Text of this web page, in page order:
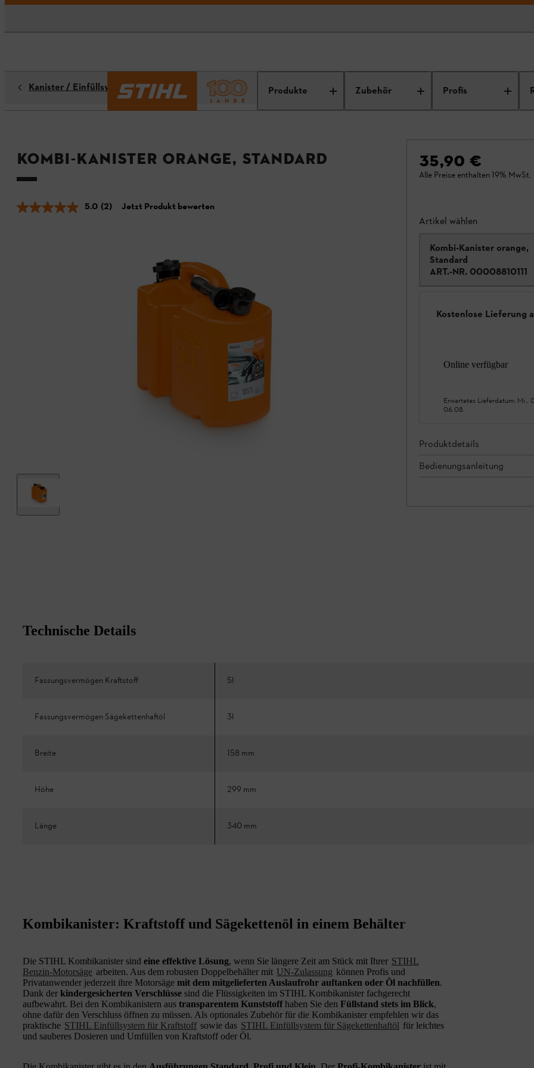
Produkte Zubehör Profis
Kanister / Einfüllsysteme
Kombi-Kanister orange, Standard
5.0 (2) Jetzt Produkt bewerten
35,90 €
Alle Preise enthalten 19% MwSt.
Artikel wählen
Kombi-Kanister orange,
Standard
ART.-NR. 00008810111
Kostenlose Lieferung
Online verfügbar
Erwartetes Lieferdatum: Mi.,
06.08.
Produktdetails
Bedienungsanleitung
Technische Details
Fassungsvermögen Kraftstoff 5l
Fassungsvermögen Sägekettenhaftöl 3l
Breite 158 mm
Höhe 299 mm
Länge 340 mm
Kombikanister: Kraftstoff und Sägekettenöl in einem Behälter
Die STIHL Kombikanister sind eine effektive Lösung, wenn Sie längere Zeit am Stück mit Ihrer STIHL
Benzin-Motorsäge arbeiten. Aus dem robusten Doppelbehälter mit UN-Zulassung können Profis und
Privatanwender jederzeit ihre Motorsäge mit dem mitgelieferten Auslaufrohr auftanken oder Öl nachfüllen.
Dank der kindergesicherten Verschlüsse sind die Flüssigkeiten im STIHL Kombikanister fachgerecht
aufbewahrt. Bei den Kombikanistern aus transparentem Kunststoffhaben Sie den Füllstand stets im Blick,
ohne dafür den Verschluss öffnen zu müssen. Als optionales Zubehör für die Kombikanister empfehlen wir das
praktische STIHL Einfüllsystem für Kraftstoff sowie das STIHL Einfüllsystem für Sägekettenhaftöl für leichtes
und sauberes Dosieren und Umfüllen von Kraftstoff oder Öl.